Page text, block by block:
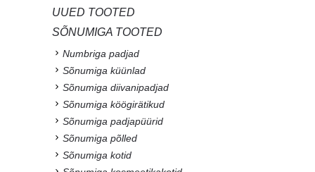
UUED TOOTED
SÕNUMIGA TOOTED
Numbriga padjad
Sõnumiga küünlad
Sõnumiga diivanipadjad
Sõnumiga köögirätikud
Sõnumiga padjapüürid
Sõnumiga põlled
Sõnumiga kotid